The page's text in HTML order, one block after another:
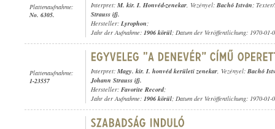
Plattenaufnahme:
No. 6305.
Interpret: M. kir. I. Honvéd-zenekar, Vezényel: Bachó István;
Strauss ifj.
Hersteller: Lyrophon;
Jahr der Aufnahme: 1906 körül; Datum der Veröffentlichung: 1970-01-
Plattenaufnahme:
1-23557
Interpret: Magy. kir. I. honvéd kerületi zenekar, Vezényel: Bachó
Johann Strauss ifj.
Hersteller: Favorite Record;
Jahr der Aufnahme: 1906 körül; Datum der Veröffentlichung: 1970-01-